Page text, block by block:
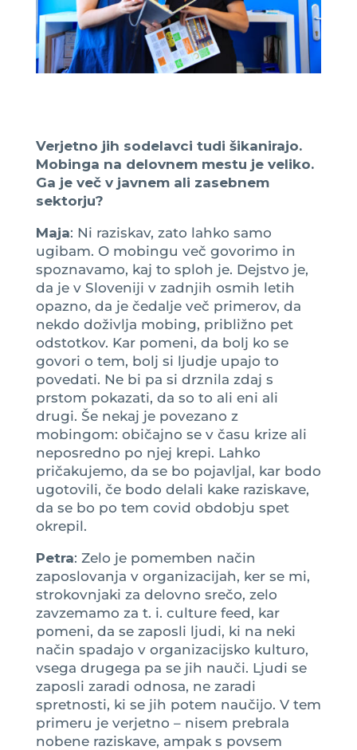
Verjetno jih sodelavci tudi šikanirajo.
Mobinga na delovnem mestu je veliko.
Ga je več v javnem ali zasebnem
sektorju?
Maja: Ni raziskav, zato lahko samo
ugibam. O mobingu več govorimo in
spoznavamo, kaj to sploh je. Dejstvo je,
da je v Sloveniji v zadnjih osmih letih
opazno, da je čedalje več primerov, da
nekdo doživlja mobing, približno pet
odstotkov. Kar pomeni, da bolj ko se
govori o tem, bolj si ljudje upajo to
povedati. Ne bi pa si drznila zdaj s
prstom pokazati, da so to ali eni ali
drugi. Še nekaj je povezano z
mobingom: običajno se v času krize ali
neposredno po njej krepi. Lahko
pričakujemo, da se bo pojavljal, kar bodo
ugotovili, če bodo delali kake raziskave,
da se bo po tem covid obdobju spet
okrepil.
Petra: Zelo je pomemben način
zaposlovanja v organizacijah, ker se mi,
strokovnjaki za delovno srečo, zelo
zavzemamo za t. i. culture feed, kar
pomeni, da se zaposli ljudi, ki na neki
način spadajo v organizacijsko kulturo,
vsega drugega pa se jih nauči. Ljudi se
zaposli zaradi odnosa, ne zaradi
spretnosti, ki se jih potem naučijo. V tem
primeru je verjetno – nisem prebrala
nobene raziskave, ampak s povsem